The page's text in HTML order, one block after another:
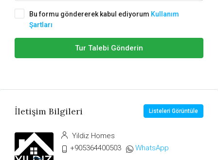
Bu formu göndererek kabul ediyorum Kullanım
Şartları
Tur Talebi Gönderin
İletişim Bilgileri Listeleri Görüntüle
Yildiz Homes
+905364400503
WhatsApp